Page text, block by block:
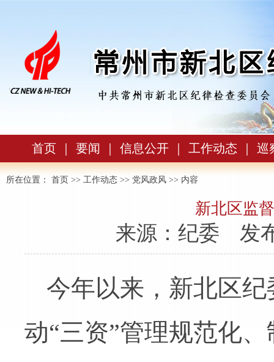
首页 要闻 信息公开 工作动态 巡
所在位置： 首页 >> 工作动态 >> 党风政风 >> 内容
新北区监
来源：纪委 发
今年以来，新北区
动“三资”管理规范化